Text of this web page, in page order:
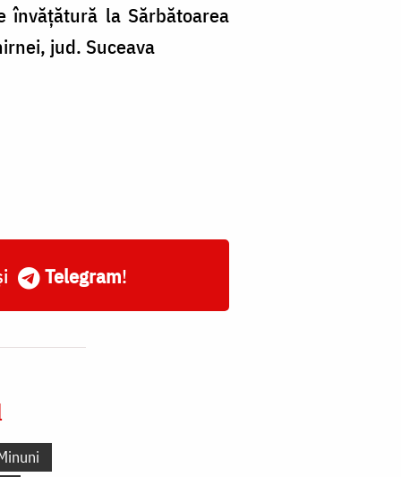
învățătură la Sărbătoarea
jud. Suceava
Telegram!